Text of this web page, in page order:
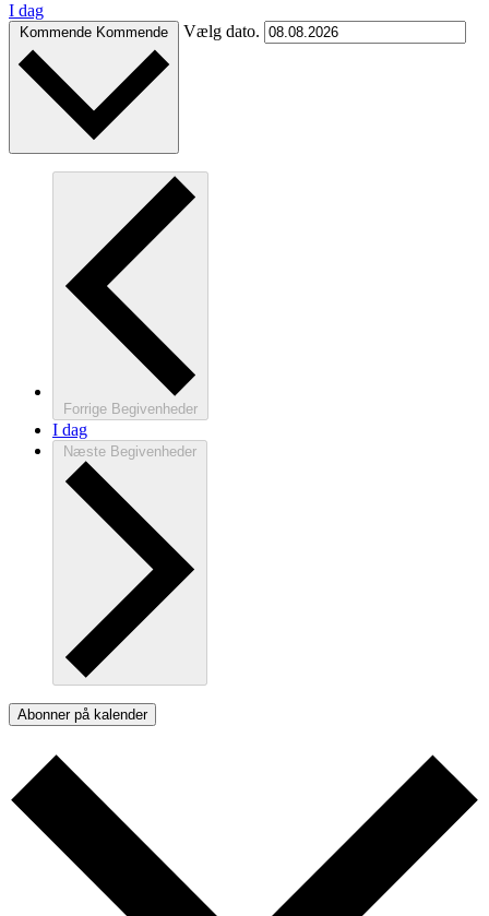
I dag
Kommende Kommende Vælg dato.
Forrige Begivenheder
I dag
Næste Begivenheder
Abonner på kalender